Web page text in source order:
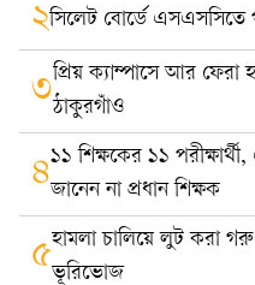
২সিলেট বোর্ডে
৩প্রিয় ক্যাম্পাসে আর ফেরা
ঠাকুরগাঁও
৪১১ শিক্ষকের ১১
জানেন না প্রধান শিক্ষক
৫হামলা চালিয়ে লুট করা
ভূরিভোজ